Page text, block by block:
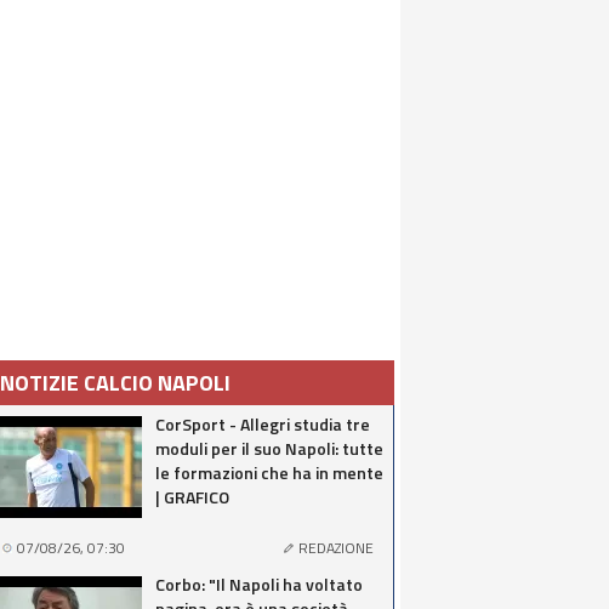
NOTIZIE CALCIO NAPOLI
CorSport - Allegri studia tre
moduli per il suo Napoli: tutte
le formazioni che ha in mente
| GRAFICO
07/08/26, 07:30 REDAZIONE
Corbo: "Il Napoli ha voltato